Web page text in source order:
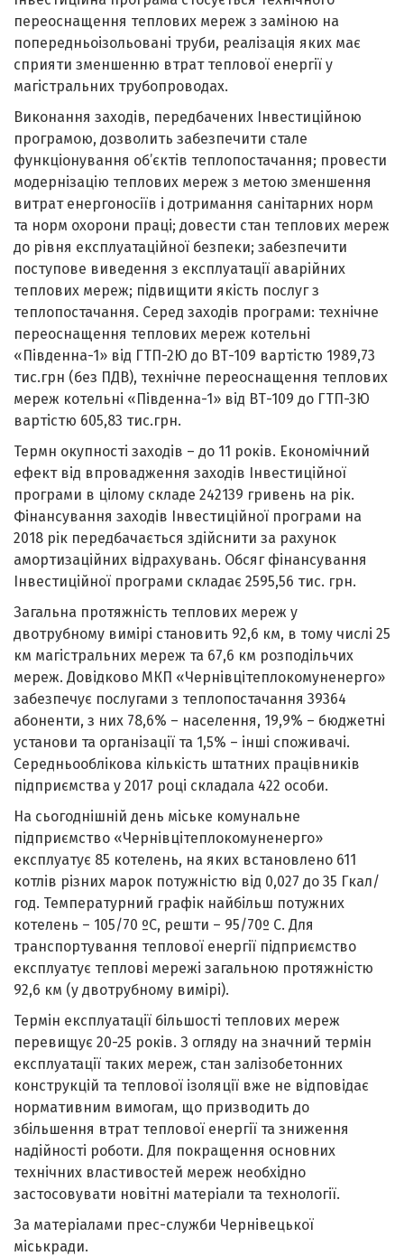
переоснащення теплових мереж з заміною на
попередньоізольовані труби, реалізація яких має
сприяти зменшенню втрат теплової енергії у
магістральних трубопроводах.
Виконання заходів, передбачених Інвестиційною
програмою, дозволить забезпечити стале
функціонування об’єктів теплопостачання; провести
модернізацію теплових мереж з метою зменшення
витрат енергоносіїв і дотримання санітарних норм
та норм охорони праці; довести стан теплових мереж
до рівня експлуатаційної безпеки; забезпечити
поступове виведення з експлуатації аварійних
теплових мереж; підвищити якість послуг з
теплопостачання. Серед заходів програми: технічне
переоснащення теплових мереж котельні
«Південна-1» від ГТП-2Ю до ВТ-109 вартістю 1989,73
тис.грн (без ПДВ), технічне переоснащення теплових
мереж котельні «Південна-1» від ВТ-109 до ГТП-3Ю
вартістю 605,83 тис.грн.
Термн окупності заходів – до 11 років. Економічний
ефект від впровадження заходів Інвестиційної
програми в цілому складе 242139 гривень на рік.
Фінансування заходів Інвестиційної програми на
2018 рік передбачається здійснити за рахунок
амортизаційних відрахувань. Обсяг фінансування
Інвестиційної програми складає 2595,56 тис. грн.
Загальна протяжність теплових мереж у
двотрубному вимірі становить 92,6 км, в тому числі 25
км магістральних мереж та 67,6 км розподільчих
мереж. Довідково МКП «Чернівцітеплокомуненерго»
забезпечує послугами з теплопостачання 39364
абоненти, з них 78,6% – населення, 19,9% – бюджетні
установи та організації та 1,5% – інші споживачі.
Середньооблікова кількість штатних працівників
підприємства у 2017 році складала 422 особи.
На сьогоднішній день міське комунальне
підприємство «Чернівцітеплокомуненерго»
експлуатує 85 котелень, на яких встановлено 611
котлів різних марок потужністю від 0,027 до 35 Гкал/
год. Температурний графік найбільш потужних
котелень – 105/70 ºС, решти – 95/70º С. Для
транспортування теплової енергії підприємство
експлуатує теплові мережі загальною протяжністю
92,6 км (у двотрубному вимірі).
Термін експлуатації більшості теплових мереж
перевищує 20-25 років. З огляду на значний термін
експлуатації таких мереж, стан залізобетонних
конструкцій та теплової ізоляції вже не відповідає
нормативним вимогам, що призводить до
збільшення втрат теплової енергії та зниження
надійності роботи. Для покращення основних
технічних властивостей мереж необхідно
застосовувати новітні матеріали та технології.
За матеріалами прес-служби Чернівецької
міськради.